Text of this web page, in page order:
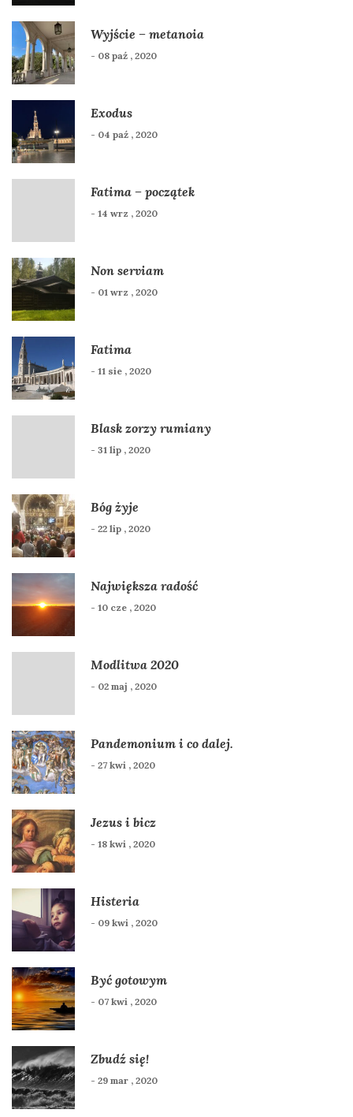
Wyjście – metanoia
- 08 paź , 2020
Exodus
- 04 paź , 2020
Fatima – początek
- 14 wrz , 2020
Non serviam
- 01 wrz , 2020
Fatima
- 11 sie , 2020
Blask zorzy rumiany
- 31 lip , 2020
Bóg żyje
- 22 lip , 2020
Największa radość
- 10 cze , 2020
Modlitwa 2020
- 02 maj , 2020
Pandemonium i co dalej.
- 27 kwi , 2020
Jezus i bicz
- 18 kwi , 2020
Histeria
- 09 kwi , 2020
Być gotowym
- 07 kwi , 2020
Zbudź się!
- 29 mar , 2020